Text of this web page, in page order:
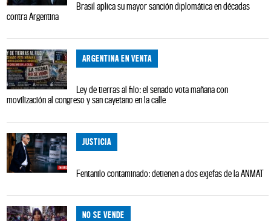
Brasil aplica su mayor sanción diplomática en décadas
contra Argentina
ARGENTINA EN VENTA
Ley de tierras al filo: el senado vota mañana con
movilización al congreso y san cayetano en la calle
JUSTICIA
Fentanilo contaminado: detienen a dos exjefas de la ANMAT
NO SE VENDE